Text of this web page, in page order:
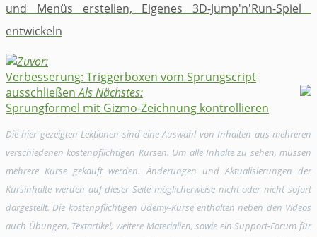
und Menüs erstellen, ​Eigenes 3D-Jump'n'Run-Spiel ​​
entwickeln
Zuvor:
Verbesserung: Triggerboxen vom Sprungscript
ausschließen Als Nächstes:
Sprungformel mit Gizmo-Zeichnung kontrollieren
Die hier gezeigten Lektionen sind eine Auswahl von Inhalten aus mehreren
verschiedenen kostenpflichtigen Kursen. Um alle Inhalte zu sehen, müssen
mehrere Kurse gekauft werden. Änderungen und Aktualisierungen der
Kursinhalte werden auf dieser Seite möglicherweise nicht oder nicht sofort
dargestellt. Die kostenpflichtigen Udemy-Kurse enthalten neben den Videos
auch Übungen, Textartikel, weitere Materialien, sowie ein Support-Forum für